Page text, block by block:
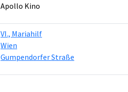
Apollo Kino
VI., Mariahilf
Wien
Gumpendorfer Straße